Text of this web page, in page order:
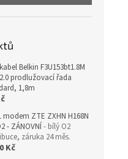
Belkin F3U153bt1.8M
prodlužovací řada
1,8m
modem ZTE ZXHN H168N
- ZÁNOVNÍ - bílý O2
záruka 24 měs.
Kč